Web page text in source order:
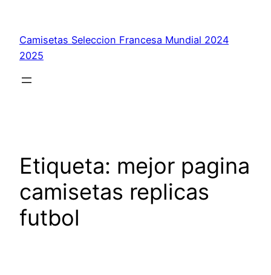
contenido
Camisetas Seleccion Francesa Mundial 2024
2025
Etiqueta: mejor pagina
camisetas replicas
futbol